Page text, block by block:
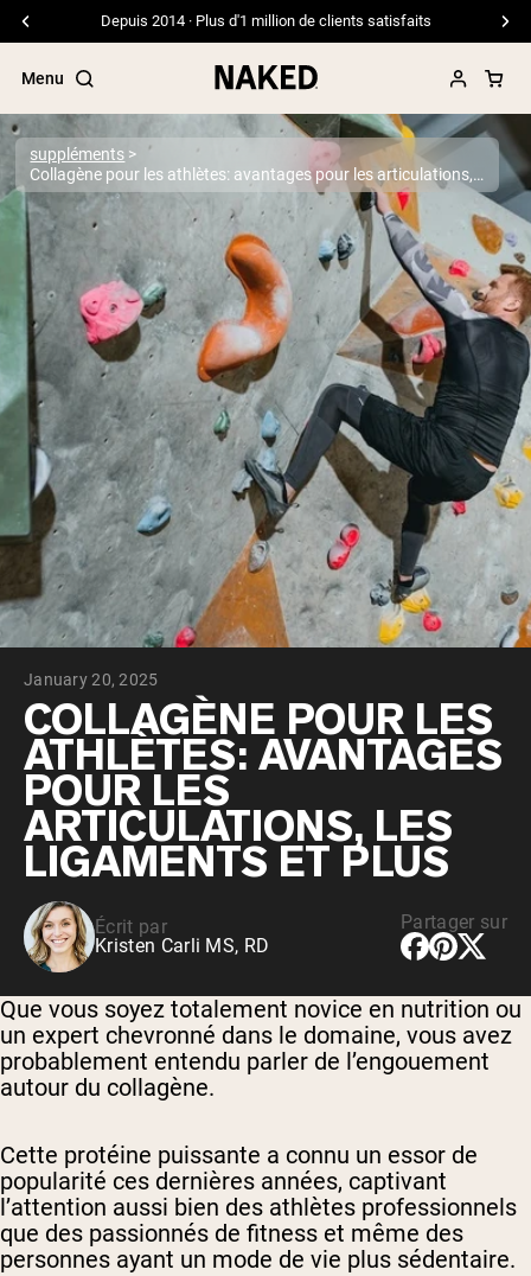
Depuis 2014 · Plus d'1 million de clients satisfaits
Menu
Termes de recherche populaires
”Protein Powder“
”Overnight Oats“
”Vegan protein“
”Collagen“
”Micellar Casein“
PROTÉINES EN POUDRE Meilleure Vente
Protéine de pois
Protéine de Whey en Poudre
Peptides de collagène
Whey au chocolat issu de vaches
nourries à l'herbe
Whey de lait de vache nourrie à l'herbe à
la vanille
Whey de vache nourrie à l'herbe
Shop All Protéines En Poudre
PROTÉINES VÉGANESMeilleure Vente
Protéine de pois
suppléments
Collagène pour les athlètes: avantages pour les articulations, les ligaments et plus
January 20, 2025
COLLAGÈNE POUR LES
ATHLÈTES: AVANTAGES
POUR LES
ARTICULATIONS, LES
LIGAMENTS ET PLUS
Écrit par
Kristen Carli MS, RD
Partager sur
Que vous soyez totalement novice en nutrition ou
un expert chevronné dans le domaine, vous avez
probablement entendu parler de l’engouement
autour du collagène.
Cette protéine puissante a connu un essor de
popularité ces dernières années, captivant
l’attention aussi bien des athlètes professionnels
que des passionnés de fitness et même des
personnes ayant un mode de vie plus sédentaire.